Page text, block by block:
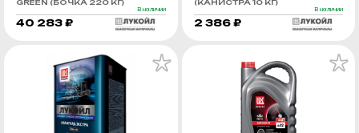
GREEN (БОЧКА 220 КГ)
В наличии
40 283 ₽
(КАНИСТРА 10 КГ)
В наличии
2 386 ₽